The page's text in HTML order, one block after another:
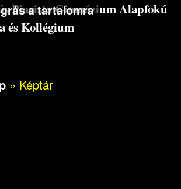
a tartalomra
Piarista Gimnázium Alapfokú
és Kollégium
» Képtár